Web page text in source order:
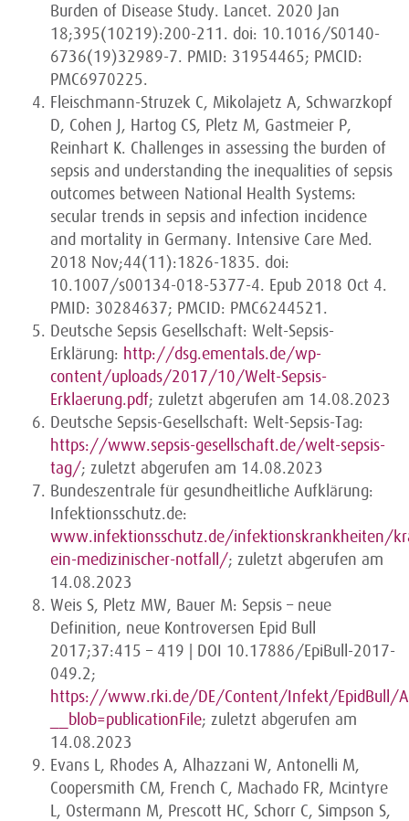
Burden of Disease Study. Lancet. 2020 Jan
18;395(10219):200-211. doi: 10.1016/S0140-
6736(19)32989-7. PMID: 31954465; PMCID:
PMC6970225.
Fleischmann-Struzek C, Mikolajetz A, Schwarzkopf
D, Cohen J, Hartog CS, Pletz M, Gastmeier P,
Reinhart K. Challenges in assessing the burden of
sepsis and understanding the inequalities of sepsis
outcomes between National Health Systems:
secular trends in sepsis and infection incidence
and mortality in Germany. Intensive Care Med.
2018 Nov;44(11):1826-1835. doi:
10.1007/s00134-018-5377-4. Epub 2018 Oct 4.
PMID: 30284637; PMCID: PMC6244521.
Deutsche Sepsis Gesellschaft: Welt-Sepsis-
Erklärung: http://dsg.ementals.de/wp-
content/uploads/2017/10/Welt-Sepsis-
Erklaerung.pdf; zuletzt abgerufen am 14.08.2023
Deutsche Sepsis-Gesellschaft: Welt-Sepsis-Tag:
https://www.sepsis-gesellschaft.de/welt-sepsis-
tag/; zuletzt abgerufen am 14.08.2023
Bundeszentrale für gesundheitliche Aufklärung:
Infektionsschutz.de:
www.infektionsschutz.de/infektionskrankheiten/
ein-medizinischer-notfall/; zuletzt abgerufen am
14.08.2023
Weis S, Pletz MW, Bauer M: Sepsis – neue
Definition, neue Kontroversen Epid Bull
2017;37:415 – 419 | DOI 10.17886/EpiBull-2017-
049.2;
https://www.rki.de/DE/Content/Infekt/EpidBull/
__blob=publicationFile; zuletzt abgerufen am
14.08.2023
Evans L, Rhodes A, Alhazzani W, Antonelli M,
Coopersmith CM, French C, Machado FR, Mcintyre
L, Ostermann M, Prescott HC, Schorr C, Simpson S,